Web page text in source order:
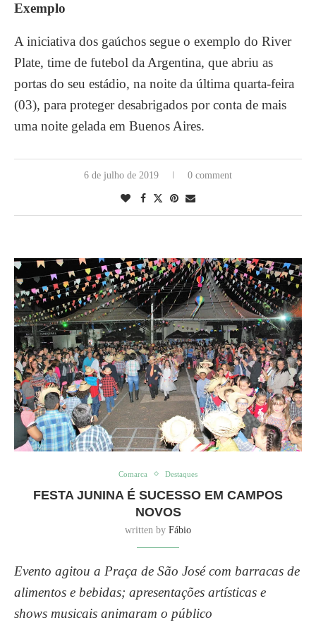
Exemplo
A iniciativa dos gaúchos segue o exemplo do River
Plate, time de futebol da Argentina, que abriu as
portas do seu estádio, na noite da última quarta-feira
(03), para proteger desabrigados por conta de mais
uma noite gelada em Buenos Aires.
6 de julho de 2019 0 comment
Comarca Destaques
FESTA JUNINA É SUCESSO EM CAMPOS
NOVOS
written by Fábio
Evento agitou a Praça de São José com barracas de
alimentos e bebidas; apresentações artísticas e
shows musicais animaram o público